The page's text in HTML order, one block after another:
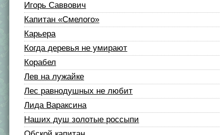
Игорь Саввович
Капитан «Смелого»
Карьера
Когда деревья не умирают
Корабел
Лев на лужайке
Лес равнодушных не любит
Лида Вараксина
Наших душ золотые россыпи